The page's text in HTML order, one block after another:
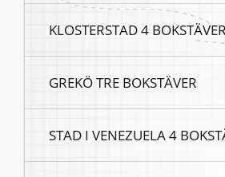
KLOSTERSTAD 4 BOKSTÄVER
GREKÖ TRE BOKSTÄVER
STAD I VENEZUELA 4